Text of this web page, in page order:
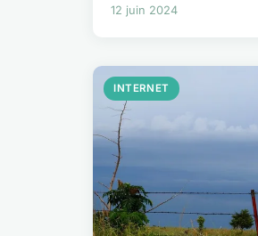
12 juin 2024
INTERNET